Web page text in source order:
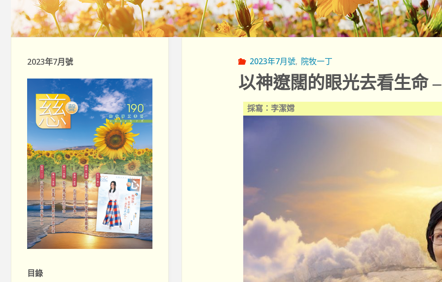
2023年7月號, 院牧一丁
以神遼闊的眼光去看生命
採寫：李潔嫦
2023年7月號
目錄